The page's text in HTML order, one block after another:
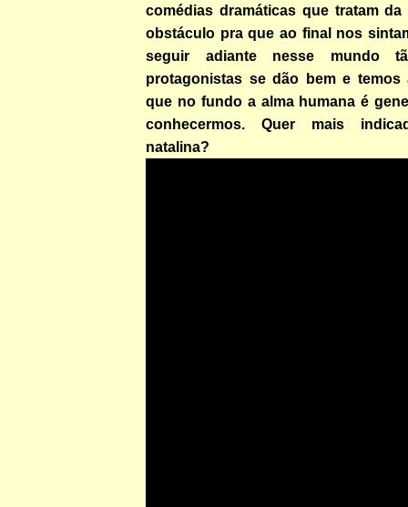
comédias dramáticas que tratam
obstáculo pra que ao final nos
seguir adiante nesse mundo
protagonistas se dão bem e temos
que no fundo a alma humana é
conhecermos. Quer mais
natalina?